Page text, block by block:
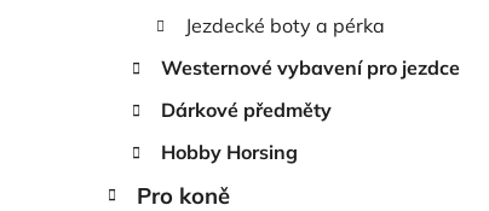
Jezdecké boty a pérka
Westernové vybavení pro jezdce
Dárkové předměty
Hobby Horsing
Pro koně